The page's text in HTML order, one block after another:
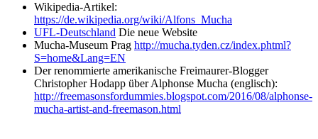
Wikipedia-Artikel:
https://de.wikipedia.org/wiki/Alfons_Mucha
UFL-Deutschland Die neue Website
Mucha-Museum Prag http://mucha.tyden.cz/index.phtml?
S=home&Lang=EN
Der renommierte amerikanische Freimaurer-Blogger
Christopher Hodapp über Alphonse Mucha (englisch):
http://freemasonsfordummies.blogspot.com/2016/08/alphonse-
mucha-artist-and-freemason.html